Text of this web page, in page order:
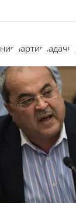
партия задачи